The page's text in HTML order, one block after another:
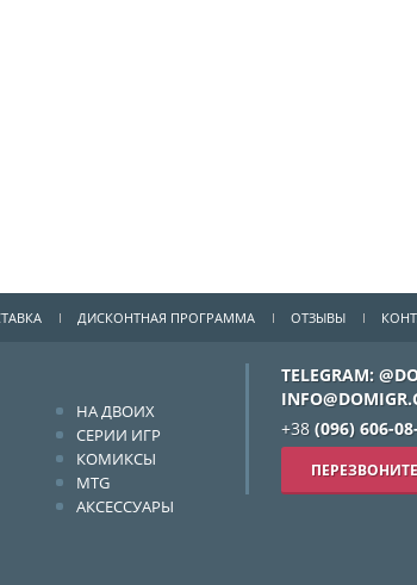
ДИСКОНТНАЯ ПРОГРАММА ОТЗЫВЫ
НА ДВОИХ
СЕРИИ ИГР
КОМИКСЫ
MTG
АКСЕССУАРЫ
TELEGRAM:
+38 (096) 606-